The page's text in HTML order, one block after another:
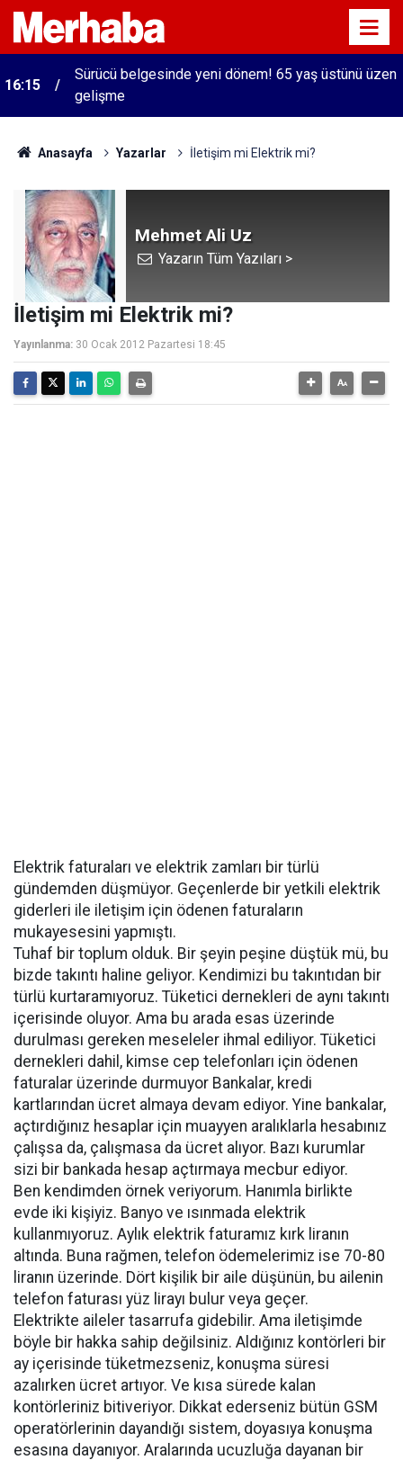
16:15
Sürücü belgesinde yeni dönem! 65 yaş üstünü üzen
gelişme
Anasayfa Yazarlar İletişim mi Elektrik mi?
Mehmet Ali Uz
Yazarın Tüm Yazıları >
İletişim mi Elektrik mi?
Yayınlanma: 30 Ocak 2012 Pazartesi 18:45
Elektrik faturaları ve elektrik zamları bir türlü
gündemden düşmüyor. Geçenlerde bir yetkili elektrik
giderleri ile iletişim için ödenen faturaların
mukayesesini yapmıştı.
Tuhaf bir toplum olduk. Bir şeyin peşine düştük mü, bu
bizde takıntı haline geliyor. Kendimizi bu takıntıdan bir
türlü kurtaramıyoruz. Tüketici dernekleri de aynı takıntı
içerisinde oluyor. Ama bu arada esas üzerinde
durulması gereken meseleler ihmal ediliyor. Tüketici
dernekleri dahil, kimse cep telefonları için ödenen
faturalar üzerinde durmuyor Bankalar, kredi
kartlarından ücret almaya devam ediyor. Yine bankalar,
açtırdığınız hesaplar için muayyen aralıklarla hesabınız
çalışsa da, çalışmasa da ücret alıyor. Bazı kurumlar
sizi bir bankada hesap açtırmaya mecbur ediyor.
Ben kendimden örnek veriyorum. Hanımla birlikte
evde iki kişiyiz. Banyo ve ısınmada elektrik
kullanmıyoruz. Aylık elektrik faturamız kırk liranın
altında. Buna rağmen, telefon ödemelerimiz ise 70-80
liranın üzerinde. Dört kişilik bir aile düşünün, bu ailenin
telefon faturası yüz lirayı bulur veya geçer.
Elektrikte aileler tasarrufa gidebilir. Ama iletişimde
böyle bir hakka sahip değilsiniz. Aldığınız kontörleri bir
ay içerisinde tüketmezseniz, konuşma süresi
azalırken ücret artıyor. Ve kısa sürede kalan
kontörleriniz bitiveriyor. Dikkat ederseniz bütün GSM
operatörlerinin dayandığı sistem, doyasıya konuşma
esasına dayanıyor. Aralarında ucuzluğa dayanan bir